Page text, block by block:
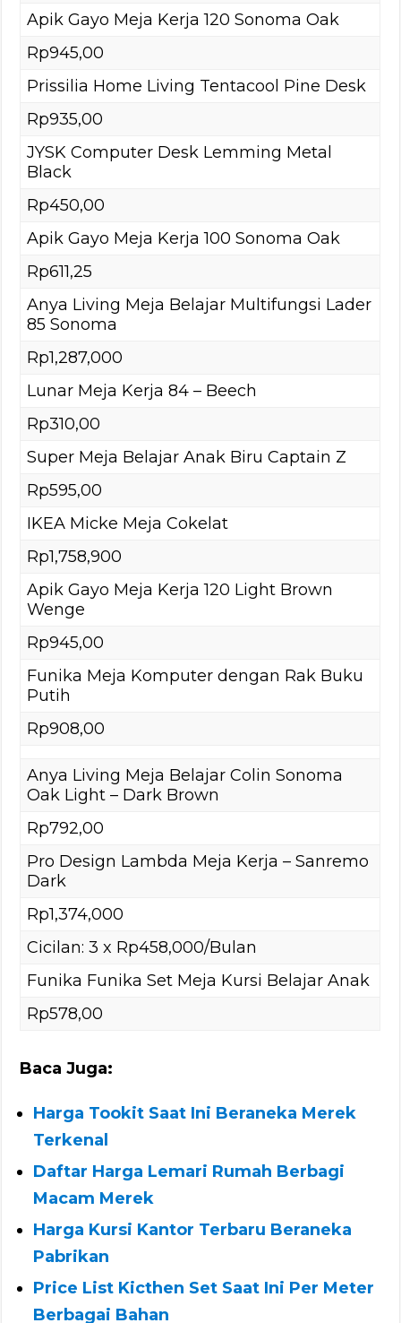
Apik Gayo Meja Kerja 120 Sonoma Oak
Rp945,00
Prissilia Home Living Tentacool Pine Desk
Rp935,00
JYSK Computer Desk Lemming Metal
Black
Rp450,00
Apik Gayo Meja Kerja 100 Sonoma Oak
Rp611,25
Anya Living Meja Belajar Multifungsi Lader
85 Sonoma
Rp1,287,000
Lunar Meja Kerja 84 – Beech
Rp310,00
Super Meja Belajar Anak Biru Captain Z
Rp595,00
IKEA Micke Meja Cokelat
Rp1,758,900
Apik Gayo Meja Kerja 120 Light Brown
Wenge
Rp945,00
Funika Meja Komputer dengan Rak Buku
Putih
Rp908,00
Anya Living Meja Belajar Colin Sonoma
Oak Light – Dark Brown
Rp792,00
Pro Design Lambda Meja Kerja – Sanremo
Dark
Rp1,374,000
Cicilan: 3 x Rp458,000/Bulan
Funika Funika Set Meja Kursi Belajar Anak
Rp578,00
Baca Juga:
Harga Tookit Saat Ini Beraneka Merek
Terkenal
Daftar Harga Lemari Rumah Berbagi
Macam Merek
Harga Kursi Kantor Terbaru Beraneka
Pabrikan
Price List Kicthen Set Saat Ini Per Meter
Berbagai Bahan